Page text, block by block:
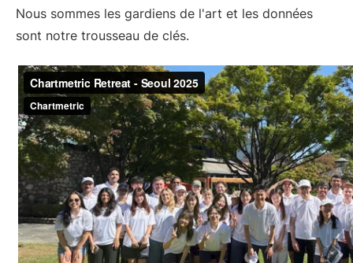
Nous sommes les gardiens de l'art et les données
sont notre trousseau de clés.